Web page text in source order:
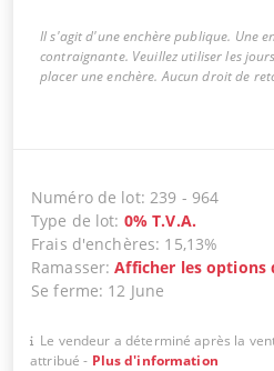
Il s'agit d'une enchère publique. Une
contraignante. Veuillez utiliser les
placer une enchère. Aucun droit de
Numéro de lot:239 - 964
Type de lot: 0% T.V.A.
Frais d'enchères: 15,13%
Ramasser:Afficher les options
Se ferme: 12 June
Le vendeur a déterminé après la
attribué - Plus d'information